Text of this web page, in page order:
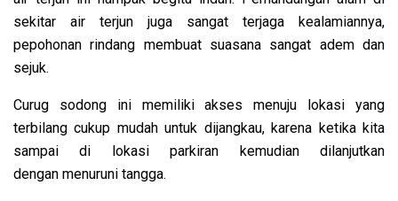
sekitar air terjun juga sangat terjaga kealamiannya,
pepohonan rindang membuat suasana sangat adem dan
sejuk.
Curug sodong ini memiliki akses menuju lokasi yang
terbilang cukup mudah untuk dijangkau, karena ketika kita
sampai di lokasi parkiran kemudian dilanjutkan
dengan menuruni tangga.